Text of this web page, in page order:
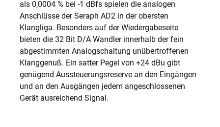
als 0,0004 % bei -1 dBfs spielen die analogen
Anschlüsse der Seraph AD2 in der obersten
Klangliga. Besonders auf der Wiedergabeseite
bieten die 32 Bit D/A Wandler innerhalb der fein
abgestimmten Analogschaltung unübertroffenen
Klanggenuß. Ein satter Pegel von +24 dBu gibt
genügend Aussteuerungsreserve an den Eingängen
und an den Ausgängen jedem angeschlossenen
Gerät ausreichend Signal.